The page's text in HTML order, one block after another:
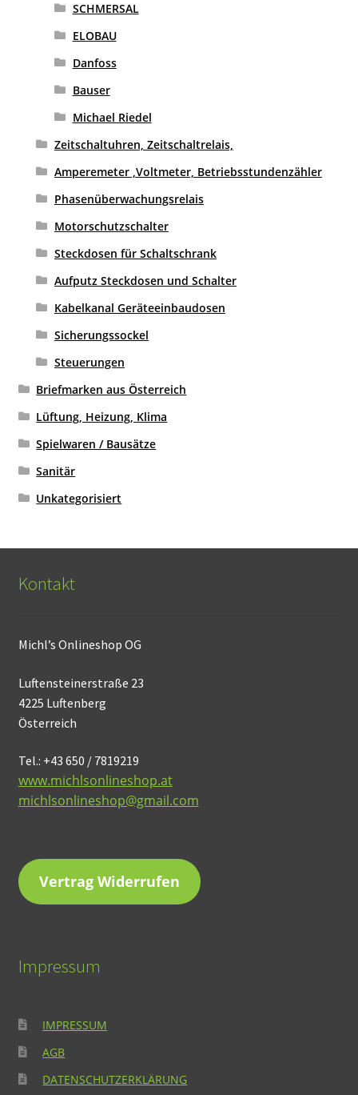
SCHMERSAL
ELOBAU
Danfoss
Bauser
Michael Riedel
Zeitschaltuhren, Zeitschaltrelais,
Amperemeter ,Voltmeter, Betriebsstundenzähler
Phasenüberwachungsrelais
Motorschutzschalter
Steckdosen für Schaltschrank
Aufputz Steckdosen und Schalter
Kabelkanal Geräteeinbaudosen
Sicherungssockel
Steuerungen
Briefmarken aus Österreich
Lüftung, Heizung, Klima
Spielwaren / Bausätze
Sanitär
Unkategorisiert
Kontakt
Michl’s Onlineshop OG
Luftensteinerstraße 23
4225 Luftenberg
Österreich
Tel.: +43 650 / 7819219
www.michlsonlineshop.at
michlsonlineshop@gmail.com
Vertrag Widerrufen
Impressum
IMPRESSUM
AGB
DATENSCHUTZERKLÄRUNG